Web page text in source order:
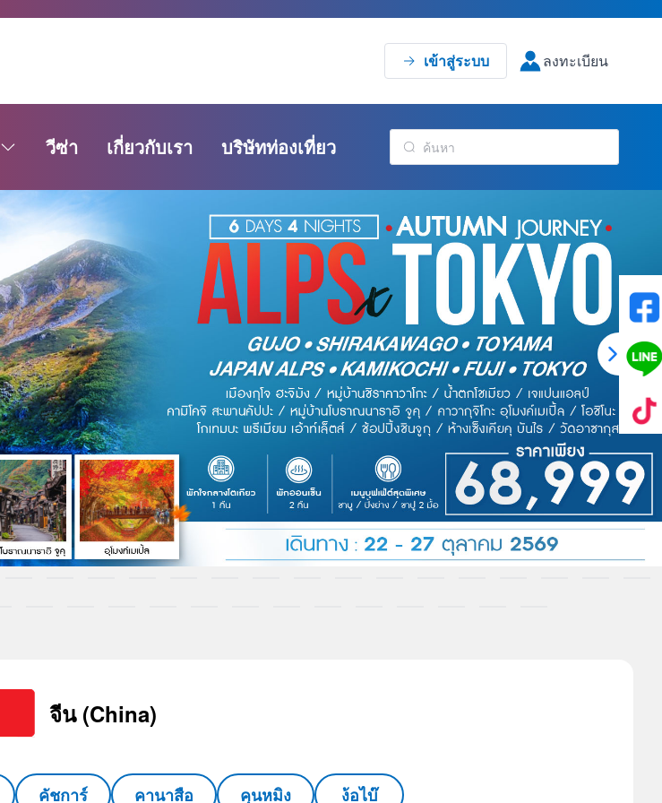
เข้าสู่ระบบ ลงทะเบียน
วีซ่า เกี่ยวกับเรา บริษัทท่องเที่ยว
จีน (China)
คัชการ์ คานาสือ คุนหมิง ง้อไบ๊